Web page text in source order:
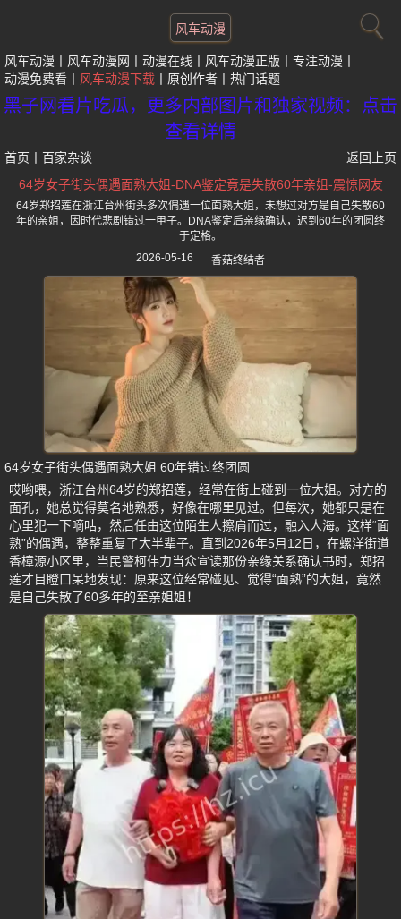
风车动漫
风车动漫 风车动漫网 动漫在线 风车动漫正版
专注动漫
动漫免费看
风车动漫下载 原创作者 热门话题
黑子网看片吃瓜，更多内部图片和独家视频：点击
查看详情
首页 百家杂谈
返回上页
64岁女子街头偶遇面熟大姐-DNA鉴定竟是失散60年亲姐-震惊网友
64岁郑招莲在浙江台州街头多次偶遇一位面熟大姐，未想过对方是自己失散60
年的亲姐，因时代悲剧错过一甲子。DNA鉴定后亲缘确认，迟到60年的团圆终
于定格。
2026-05-16
香菇终结者
64岁女子街头偶遇面熟大姐 60年错过终团圆
哎哟喂，浙江台州64岁的郑招莲，经常在街上碰到一位大姐。对方的
面孔，她总觉得莫名地熟悉，好像在哪里见过。但每次，她都只是在
心里犯一下嘀咕，然后任由这位陌生人擦肩而过，融入人海。这样“面
熟”的偶遇，整整重复了大半辈子。直到2026年5月12日，在螺洋街道
香樟源小区里，当民警柯伟力当众宣读那份亲缘关系确认书时，郑招
莲才目瞪口呆地发现：原来这位经常碰见、觉得“面熟”的大姐，竟然
是自己失散了60多年的至亲姐姐！